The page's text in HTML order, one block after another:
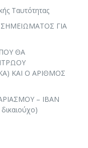
Ταυτότητας
ΓΙΑ
ΘΑ
ΚΑΙ Ο ΑΡΙΘΜΟΣ
– ΙΒΑΝ